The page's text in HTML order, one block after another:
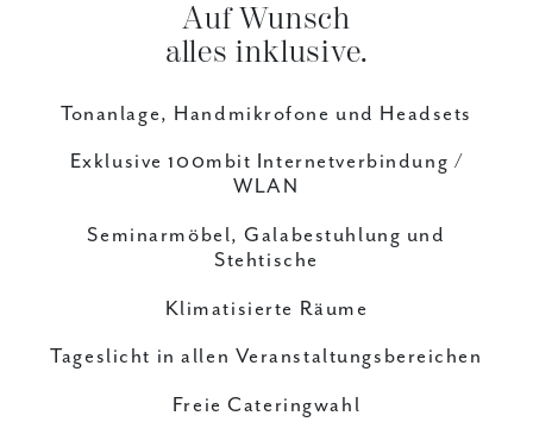
Auf Wunsch
alles inklusive.
Tonanlage, Handmikrofone und Headsets
Exklusive 100mbit Internetverbindung /
WLAN
Seminarmöbel, Galabestuhlung und
Stehtische
Klimatisierte Räume
Tageslicht in allen Veranstaltungsbereichen
Freie Cateringwahl